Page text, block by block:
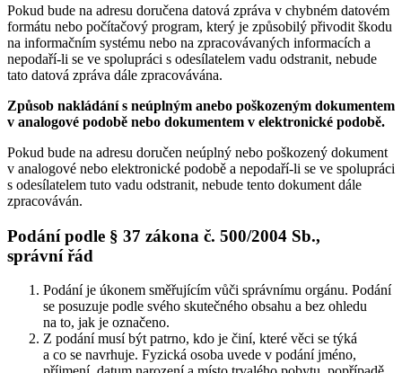
Pokud bude na adresu doručena datová zpráva v chybném datovém
formátu nebo počítačový program, který je způsobilý přivodit škodu
na informačním systému nebo na zpracovávaných informacích a
nepodaří-li se ve spolupráci s odesílatelem vadu odstranit, nebude
tato datová zpráva dále zpracovávána.
Způsob nakládání s neúplným anebo poškozeným dokumentem
v analogové podobě nebo dokumentem v elektronické podobě.
Pokud bude na adresu doručen neúplný nebo poškozený dokument
v analogové nebo elektronické podobě a nepodaří-li se ve spolupráci
s odesílatelem tuto vadu odstranit, nebude tento dokument dále
zpracováván.
Podání podle § 37 zákona č. 500/2004 Sb.,
správní řád
Podání je úkonem směřujícím vůči správnímu orgánu. Podání
se posuzuje podle svého skutečného obsahu a bez ohledu
na to, jak je označeno.
Z podání musí být patrno, kdo je činí, které věci se týká
a co se navrhuje. Fyzická osoba uvede v podání jméno,